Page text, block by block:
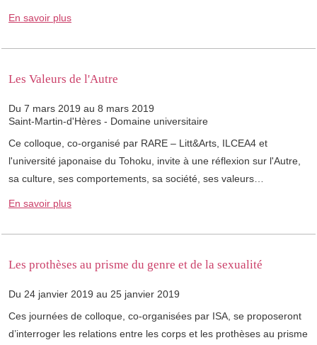
En savoir plus
Les Valeurs de l'Autre
Du 7 mars 2019 au 8 mars 2019
Saint-Martin-d'Hères - Domaine universitaire
Ce colloque, co-organisé par RARE – Litt&Arts, ILCEA4 et
l'université japonaise du Tohoku, invite à une réflexion sur l'Autre,
sa culture, ses comportements, sa société, ses valeurs…
En savoir plus
Les prothèses au prisme du genre et de la sexualité
Du 24 janvier 2019 au 25 janvier 2019
Ces journées de colloque, co-organisées par ISA, se proposeront
d’interroger les relations entre les corps et les prothèses au prisme